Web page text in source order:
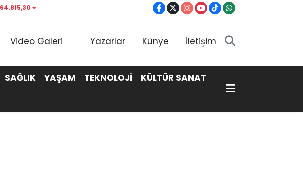
64.815,30
Video Galeri Yazarlar Künye İletişim
SAĞLIK YAŞAM TEKNOLOJİ
KÜLTÜR SANAT